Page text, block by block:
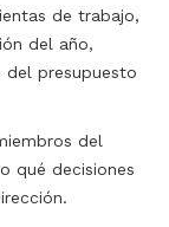
de trabajo,
del año,
del presupuesto
del
qué decisiones